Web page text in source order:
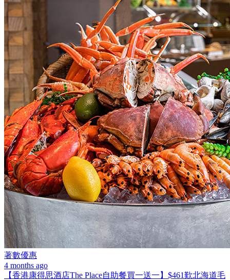
著數優惠
4 months ago
【香港康得思酒店The Place自助餐買一送一】$461歎北海道毛